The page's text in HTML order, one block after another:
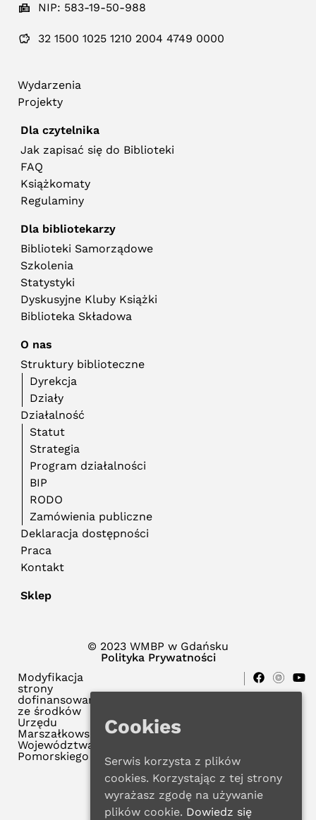
NIP: 583-19-50-988
32 1500 1025 1210 2004 4749 0000
Wydarzenia
Projekty
Dla czytelnika
Jak zapisać się do Biblioteki
FAQ
Książkomaty
Regulaminy
Dla bibliotekarzy
Biblioteki Samorządowe
Szkolenia
Statystyki
Dyskusyjne Kluby Książki
Biblioteka Składowa
O nas
Struktury biblioteczne
Dyrekcja
Działy
Działalność
Statut
Strategia
Program działalności
BIP
RODO
Zamówienia publiczne
Deklaracja dostępności
Praca
Kontakt
Sklep
© 2023 WMBP w Gdańsku
Polityka Prywatności
Modyfikacja
strony
dofinansowana
ze środków
Urzędu
Marszałkowskiego
Województwa
Pomorskiego
Cookies
Serwis korzysta z plików
cookies. Korzystając z tej strony
wyrażasz zgodę na używanie
plików cookie. Dowiedz się